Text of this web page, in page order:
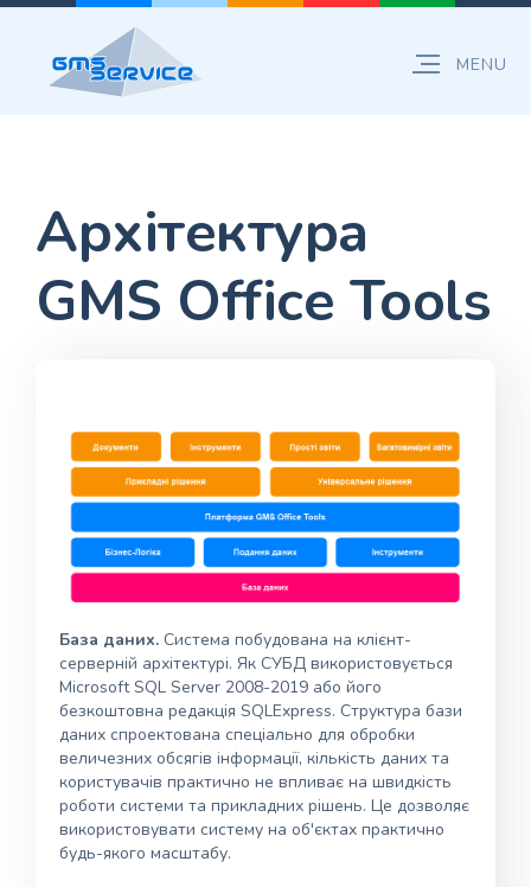
Архітектура
GMS Office Tools
База даних. Система побудована на клієнт-
серверній архітектурі. Як СУБД використовується
Microsoft SQL Server 2008-2019 або його
безкоштовна редакція SQLExpress. Структура бази
даних спроектована спеціально для обробки
величезних обсягів інформації, кількість даних та
користувачів практично не впливає на швидкість
роботи системи та прикладних рішень. Це дозволяє
використовувати систему на об'єктах практично
будь-якого масштабу.